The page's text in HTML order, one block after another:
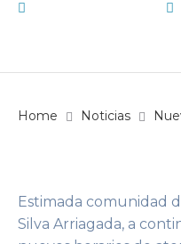
Home Noticias
Estimada comunidad
Silva Arriagada, a